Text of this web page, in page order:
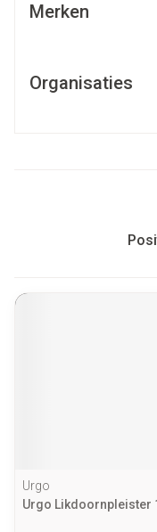
Merken
Organisaties
Urgo
Urgo Likdoornpleister